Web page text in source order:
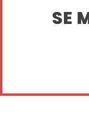
SE